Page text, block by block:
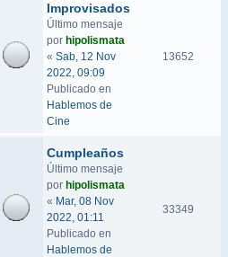
Improvisados
Último mensaje
por hipolismata
« Sab, 12 Nov
2022, 09:09
Publicado en
Hablemos de
Cine
13652
Cumpleaños
Último mensaje
por hipolismata
« Mar, 08 Nov
2022, 01:11
Publicado en
Hablemos de
33349